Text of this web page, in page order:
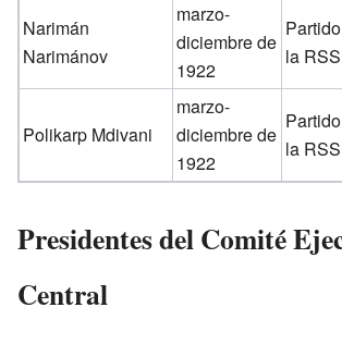
Narimán
Narimánov
marzo-
diciembre de
1922
la
Polikarp Mdivani
marzo-
diciembre de
1922
la
Presidentes del Comité
Central